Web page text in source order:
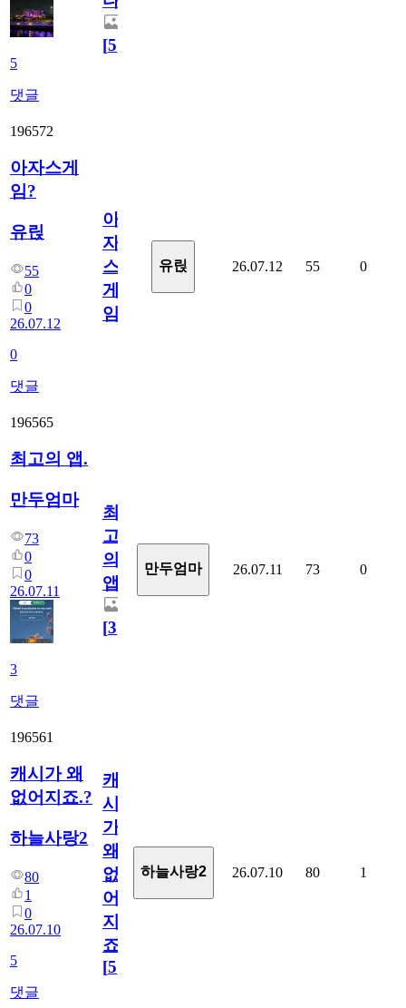
5
댓글
[5]
196572
아자스게
임?
유릱
55
0
0
26.07.12
0
댓글
아
자
스
게
임?
유릱 26.07.12 55 0
196565
최고의 앱.
만두엄마
73
0
0
26.07.11
3
댓글
최
고
의
앱.
[3]
만두엄마 26.07.11 73 0
196561
캐시가 왜
없어지죠.?
하늘사랑2
80
1
0
26.07.10
5
댓글
캐
시
가
왜
없
어
지
죠.?
[5]
하늘사랑2 26.07.10 80 1